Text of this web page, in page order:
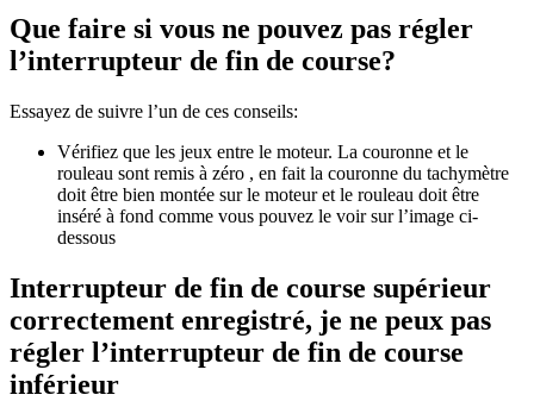
Que faire si vous ne pouvez pas régler
l’interrupteur de fin de course?
Essayez de suivre l’un de ces conseils:
Vérifiez que les jeux entre le moteur. La couronne et le
rouleau sont remis à zéro , en fait la couronne du tachymètre
doit être bien montée sur le moteur et le rouleau doit être
inséré à fond comme vous pouvez le voir sur l’image ci-
dessous
Interrupteur de fin de course supérieur
correctement enregistré, je ne peux pas
régler l’interrupteur de fin de course
inférieur